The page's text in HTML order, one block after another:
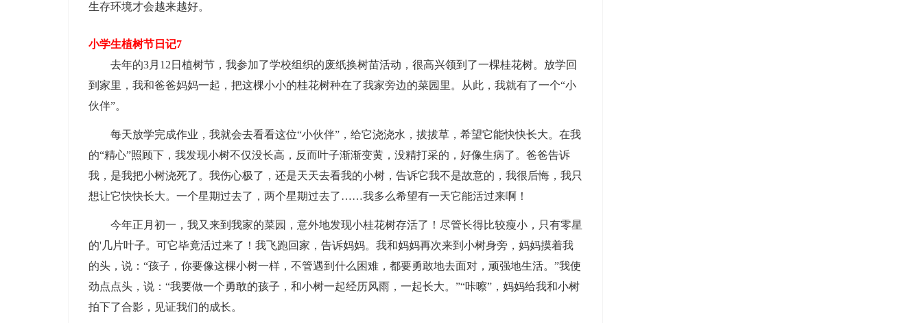
生存环境才会越来越好。
小学生植树节日记7
去年的3月12日植树节，我参加了学校组织的废纸换树苗活动，很高兴领到了一棵桂花树。放学回
到家里，我和爸爸妈妈一起，把这棵小小的桂花树种在了我家旁边的菜园里。从此，我就有了一个“小
伙伴”。
每天放学完成作业，我就会去看看这位“小伙伴”，给它浇浇水，拔拔草，希望它能快快长大。在我
的“精心”照顾下，我发现小树不仅没长高，反而叶子渐渐变黄，没精打采的，好像生病了。爸爸告诉
我，是我把小树浇死了。我伤心极了，还是天天去看我的小树，告诉它我不是故意的，我很后悔，我只
想让它快快长大。一个星期过去了，两个星期过去了……我多么希望有一天它能活过来啊！
今年正月初一，我又来到我家的菜园，意外地发现小桂花树存活了！尽管长得比较瘦小，只有零星
的'几片叶子。可它毕竟活过来了！我飞跑回家，告诉妈妈。我和妈妈再次来到小树身旁，妈妈摸着我
的头，说：“孩子，你要像这棵小树一样，不管遇到什么困难，都要勇敢地去面对，顽强地生活。”我使
劲点点头，说：“我要做一个勇敢的孩子，和小树一起经历风雨，一起长大。”“咔嚓”，妈妈给我和小树
拍下了合影，见证我们的成长。